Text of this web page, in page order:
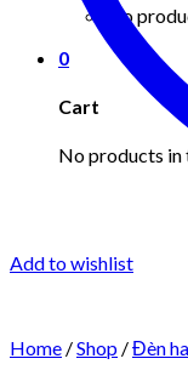
No
0
Cart
No products in
Add to wishlist
Home /Shop /Đèn